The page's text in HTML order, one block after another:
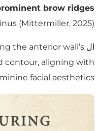
brow ridges
(Mittermiller, 2025).
ال the anterior wall’s
contour, aligning with
facial aesthetics.